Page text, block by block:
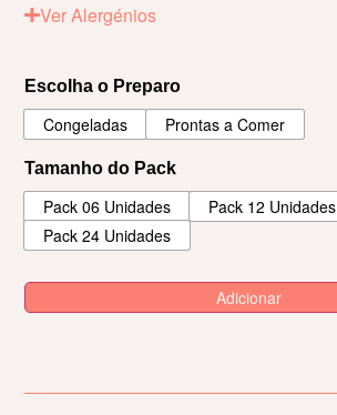
Ver Alergénios
Escolha o Preparo
Congeladas Prontas a Comer
Tamanho do Pack
Pack 06 Unidades
Pack 12 Unidades
Pack 24 Unidades
Adicionar